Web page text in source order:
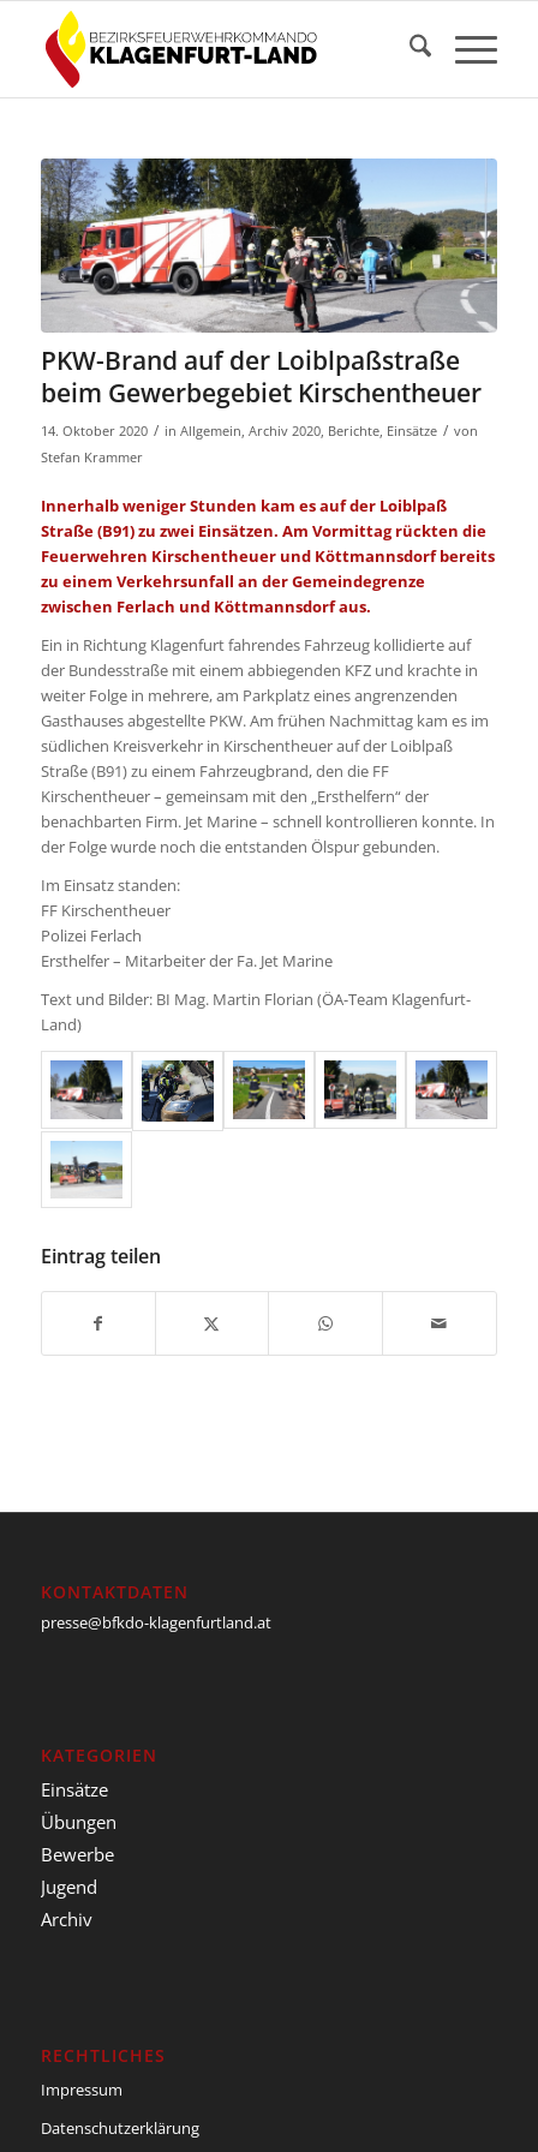
PKW-Brand auf der Loiblpaßstraße
beim Gewerbegebiet Kirschentheuer
14. Oktober 2020 / in Allgemein Archiv 2020, Berichte, Einsätze / von
Stefan Krammer
Innerhalb weniger Stunden kam es auf der Loiblpaß
Straße (B91) zu zwei Einsätzen. Am Vormittag rückten die
Feuerwehren Kirschentheuer und Köttmannsdorf bereits
zu einem Verkehrsunfall an der Gemeindegrenze
zwischen Ferlach und Köttmannsdorf aus.
Ein in Richtung Klagenfurt fahrendes Fahrzeug kollidierte auf
der Bundesstraße mit einem abbiegenden KFZ und krachte in
weiter Folge in mehrere, am Parkplatz eines angrenzenden
Gasthauses abgestellte PKW. Am frühen Nachmittag kam es im
südlichen Kreisverkehr in Kirschentheuer auf der Loiblpaß
Straße (B91) zu einem Fahrzeugbrand, den die FF
Kirschentheuer – gemeinsam mit den „Ersthelfern“ der
benachbarten Firm. Jet Marine – schnell kontrollieren konnte. In
der Folge wurde noch die entstanden Ölspur gebunden.
Im Einsatz standen:
FF Kirschentheuer
Polizei Ferlach
Ersthelfer – Mitarbeiter der Fa. Jet Marine
Text und Bilder: BI Mag. Martin Florian (ÖA-Team Klagenfurt-
Land)
Eintrag teilen
KONTAKTDATEN
presse@bfkdo-klagenfurtland.at
KATEGORIEN
Einsätze
Übungen
Bewerbe
Jugend
Archiv
RECHTLICHES
Impressum
Datenschutzerklärung